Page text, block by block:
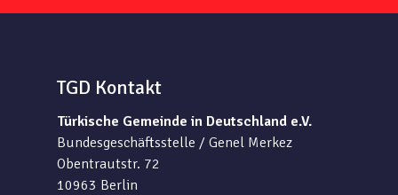
TGD Kontakt
Türkische Gemeinde in Deutschland e.V.
Bundesgeschäftsstelle / Genel Merkez
Obentrautstr. 72
10963 Berlin